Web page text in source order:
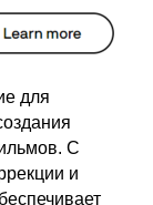
для
С
и